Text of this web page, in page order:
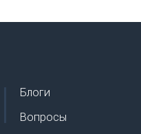
Блоги
Вопросы